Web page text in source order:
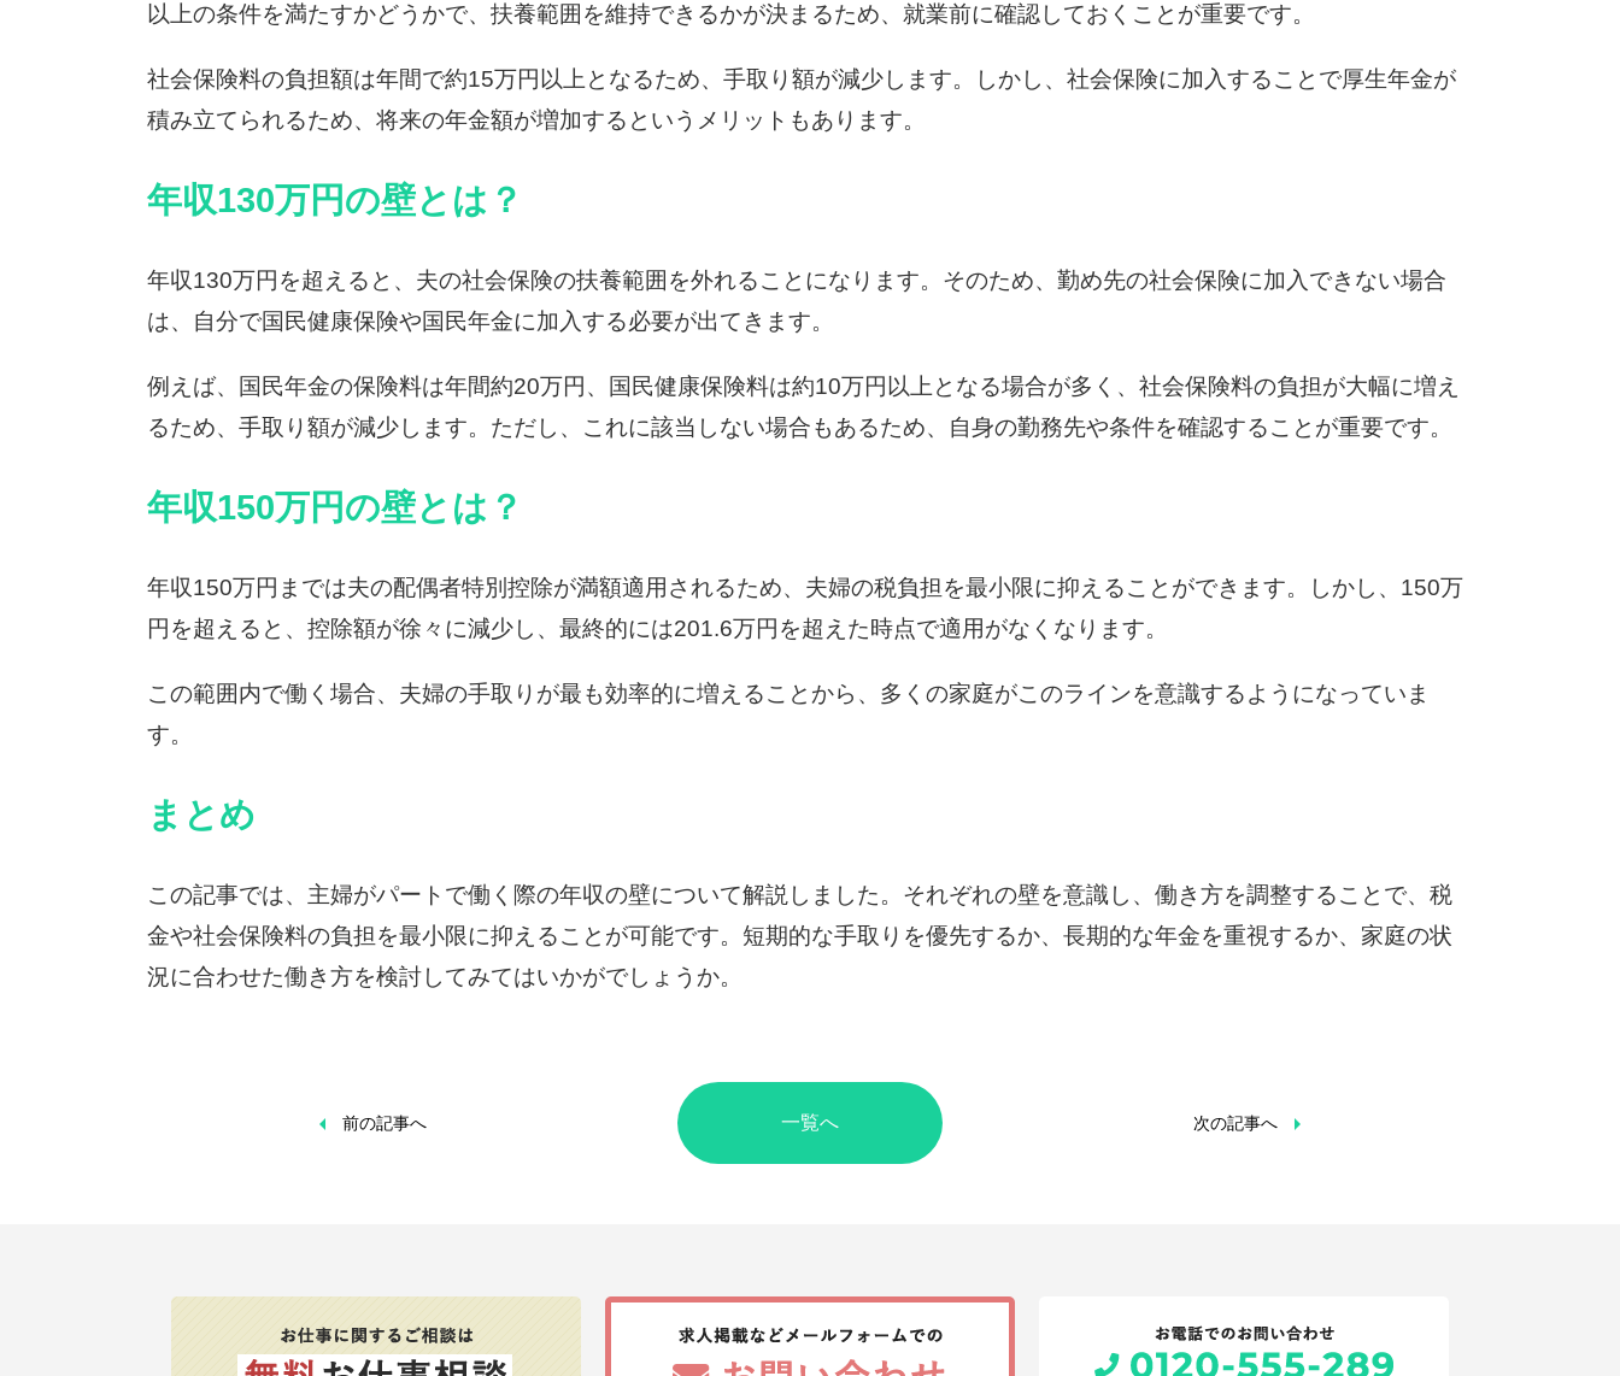
以上の条件を満たすかどうかで、扶養範囲を維持できるかが決まるため、就業前に確認しておくことが重要です。
社会保険料の負担額は年間で約15万円以上となるため、手取り額が減少します。しかし、社会保険に加入することで厚生年金が
積み立てられるため、将来の年金額が増加するというメリットもあります。
年収130万円の壁とは？
年収130万円を超えると、夫の社会保険の扶養範囲を外れることになります。そのため、勤め先の社会保険に加入できない場合
は、自分で国民健康保険や国民年金に加入する必要が出てきます。
例えば、国民年金の保険料は年間約20万円、国民健康保険料は約10万円以上となる場合が多く、社会保険料の負担が大幅に増え
るため、手取り額が減少します。ただし、これに該当しない場合もあるため、自身の勤務先や条件を確認することが重要です。
年収150万円の壁とは？
年収150万円までは夫の配偶者特別控除が満額適用されるため、夫婦の税負担を最小限に抑えることができます。しかし、150万
円を超えると、控除額が徐々に減少し、最終的には201.6万円を超えた時点で適用がなくなります。
この範囲内で働く場合、夫婦の手取りが最も効率的に増えることから、多くの家庭がこのラインを意識するようになっていま
す。
まとめ
この記事では、主婦がパートで働く際の年収の壁について解説しました。それぞれの壁を意識し、働き方を調整することで、税
金や社会保険料の負担を最小限に抑えることが可能です。短期的な手取りを優先するか、長期的な年金を重視するか、家庭の状
況に合わせた働き方を検討してみてはいかがでしょうか。
 前の記事へ 一覧へ 次の記事へ 